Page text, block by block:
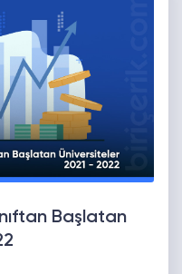
Başlatan